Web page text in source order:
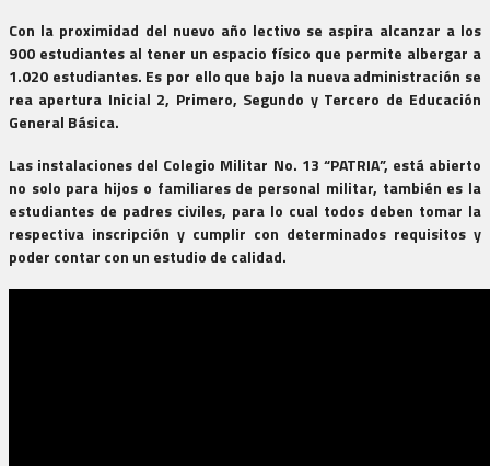
Con la proximidad del nuevo año lectivo se aspira alcanzar a los
900 estudiantes al tener un espacio físico que permite albergar a
1.020 estudiantes. Es por ello que bajo la nueva administración se
rea apertura Inicial 2, Primero, Segundo y Tercero de Educación
General Básica.
Las instalaciones del Colegio Militar No. 13 “PATRIA”, está abierto
no solo para hijos o familiares de personal militar, también es la
estudiantes de padres civiles, para lo cual todos deben tomar la
respectiva inscripción y cumplir con determinados requisitos y
poder contar con un estudio de calidad.